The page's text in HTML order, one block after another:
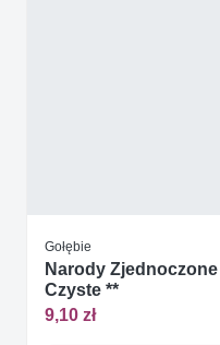
Gołębie
Narody
Czyste **
9,10 zł